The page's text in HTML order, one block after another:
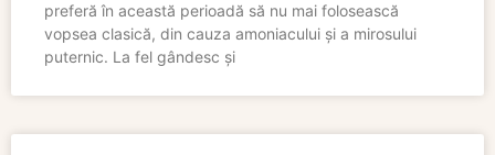
preferă în această perioadă să nu mai folosească
vopsea clasică, din cauza amoniacului și a mirosului
puternic. La fel gândesc și